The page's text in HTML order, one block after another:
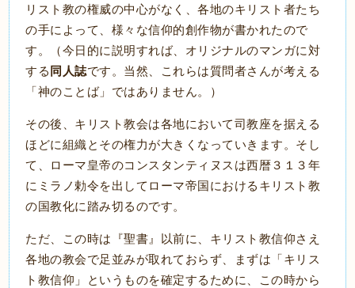
リスト教の権威の中心がなく、各地のキリスト者たち
の手によって、様々な信仰的創作物が書かれたので
す。（今日的に説明すれば、オリジナルのマンガに対
する同人誌です。当然、これらは質問者さんが考える
「神のことば」ではありません。）
その後、キリスト教会は各地において司教座を据える
ほどに組織とその権力が大きくなっていきます。そし
て、ローマ皇帝のコンスタンティヌスは西暦３１３年
にミラノ勅令を出してローマ帝国におけるキリスト教
の国教化に踏み切るのです。
ただ、この時は『聖書』以前に、キリスト教信仰さえ
各地の教会で足並みが取れておらず、まずは「キリス
ト教信仰」というものを確定するために、この時から